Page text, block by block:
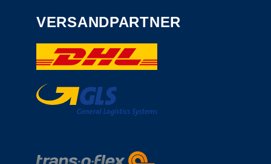
VERSANDPARTNER